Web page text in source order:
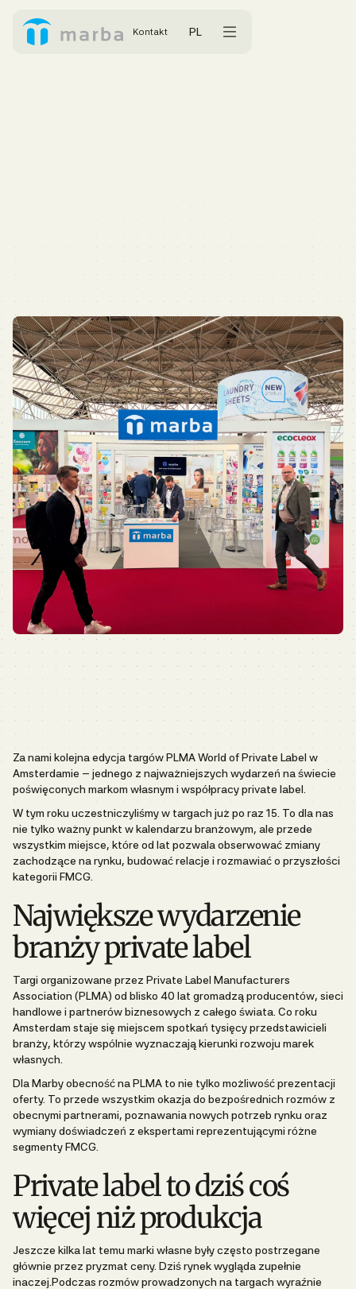
Kontakt PL
Za nami kolejna edycja targów PLMA World of Private Label w
Amsterdamie – jednego z najważniejszych wydarzeń na świecie
poświęconych markom własnym i współpracy private label.
W tym roku uczestniczyliśmy w targach już po raz 15. To dla nas
nie tylko ważny punkt w kalendarzu branżowym, ale przede
wszystkim miejsce, które od lat pozwala obserwować zmiany
zachodzące na rynku, budować relacje i rozmawiać o przyszłości
kategorii FMCG.
Największe wydarzenie
branży private label
Targi organizowane przez Private Label Manufacturers
Association (PLMA) od blisko 40 lat gromadzą producentów, sieci
handlowe i partnerów biznesowych z całego świata. Co roku
Amsterdam staje się miejscem spotkań tysięcy przedstawicieli
branży, którzy wspólnie wyznaczają kierunki rozwoju marek
własnych.
Dla Marby obecność na PLMA to nie tylko możliwość prezentacji
oferty. To przede wszystkim okazja do bezpośrednich rozmów z
obecnymi partnerami, poznawania nowych potrzeb rynku oraz
wymiany doświadczeń z ekspertami reprezentującymi różne
segmenty FMCG.
Private label to dziś coś
więcej niż produkcja
Jeszcze kilka lat temu marki własne były często postrzegane
głównie przez pryzmat ceny. Dziś rynek wygląda zupełnie
inaczej.Podczas rozmów prowadzonych na targach wyraźnie